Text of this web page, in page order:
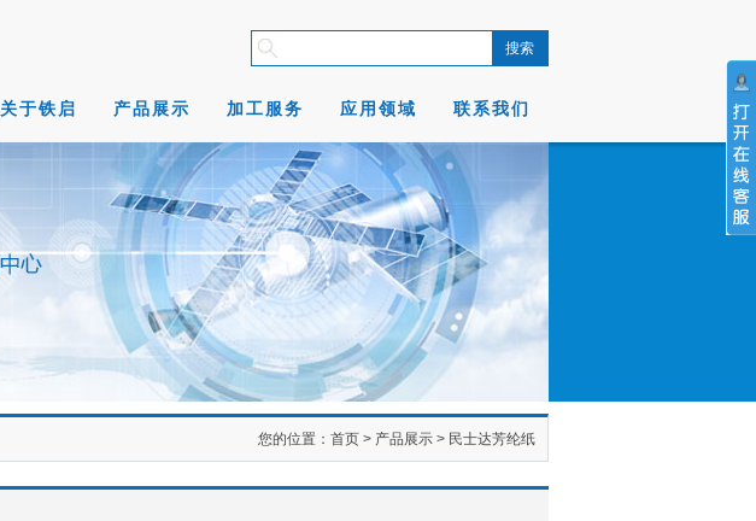
关于铁启 产品展示 加工服务 应用领域 联系我们
您的位置： 首页 > 产品展示 > 民士达芳纶纸